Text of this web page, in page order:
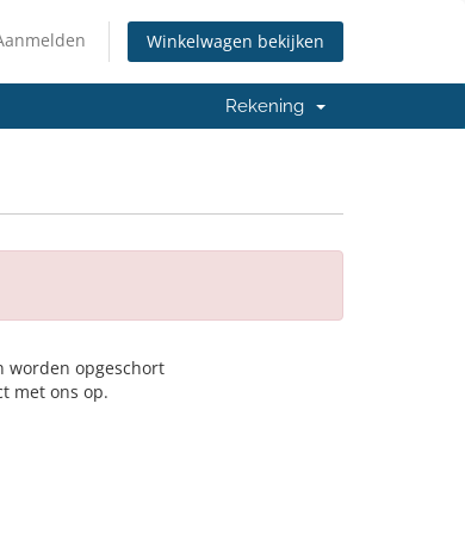
Winkelwagen bekijken
Rekening
worden opgeschort
met ons op.